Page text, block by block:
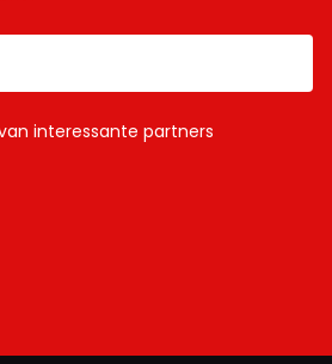
interessante partners